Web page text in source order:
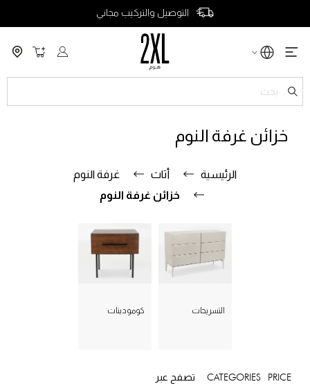
التوصيل والتركيب مجاني
سلة
خزائن غرفة النوم
الرئيسية أثاث
غرفة النوم
خزائن غرفة النوم
كومودينات التسريحات
PRICE
CATEGORIES تصفح عبر